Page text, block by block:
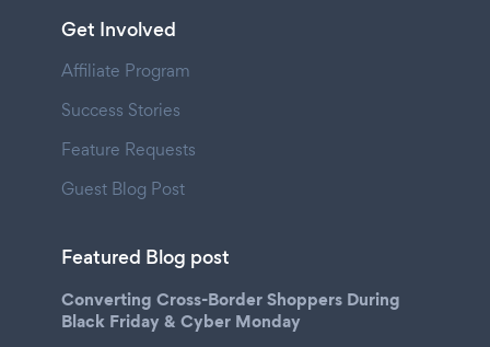
Get Involved
Affiliate Program
Success Stories
Feature Requests
Guest Blog Post
Featured Blog post
Converting Cross-Border Shoppers During
Black Friday & Cyber Monday